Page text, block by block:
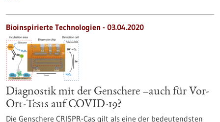
Bioinspirierte Technologien - 03.04.2020
Diagnostik mit der Genschere –auch für Vor-
Ort-Tests auf COVID-19?
Die Genschere CRISPR-Cas gilt als eine der bedeutendsten